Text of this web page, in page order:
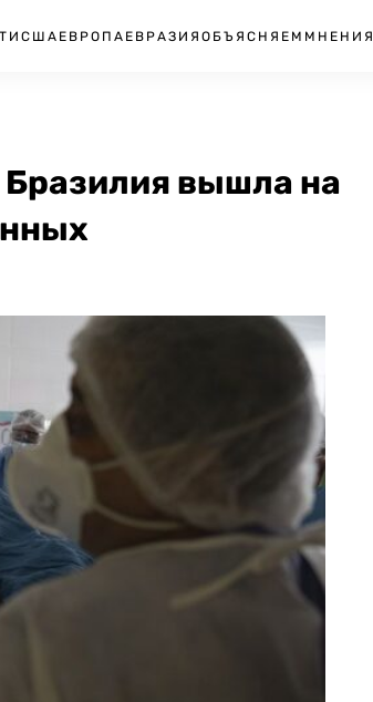
США ЕВРОПА ЕВРАЗИЯ ОБЪЯСНЯЕМ МНЕНИЯ
вышла на